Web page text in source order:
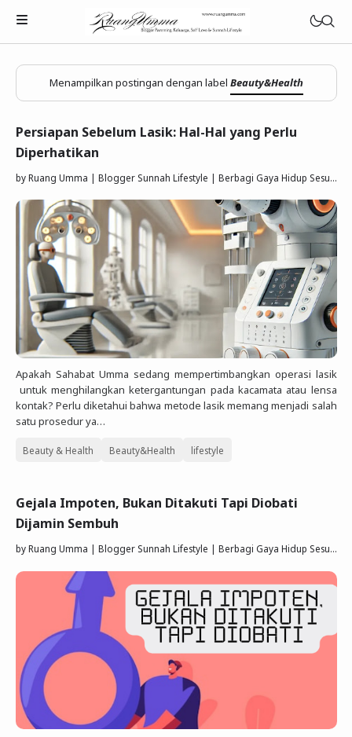
Parenting Islami
Rumah Tangga Muslimah
Lifestyle Keluarga Sunnah
Refleksi Muslimah
Review & Rekomendasi
Menampilkan postingan dengan label Beauty&Health
Persiapan Sebelum Lasik: Hal-Hal yang Perlu
Diperhatikan
byRuang Umma | Blogger Sunnah Lifestyle | Berbagi Gaya Hidup Sesuai Quran Sunnah
Apakah Sahabat Umma sedang mempertimbangkan operasi lasik
untuk menghilangkan ketergantungan pada kacamata atau lensa
kontak? Perlu diketahui bahwa metode lasik memang menjadi salah
satu prosedur ya…
Beauty & Health Beauty&Health lifestyle
Gejala Impoten, Bukan Ditakuti Tapi Diobati
Dijamin Sembuh
byRuang Umma | Blogger Sunnah Lifestyle | Berbagi Gaya Hidup Sesuai Quran Sunnah